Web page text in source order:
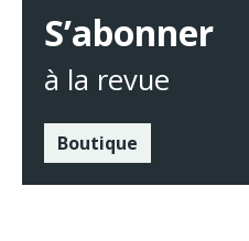
S’abonner
à la revue
Boutique